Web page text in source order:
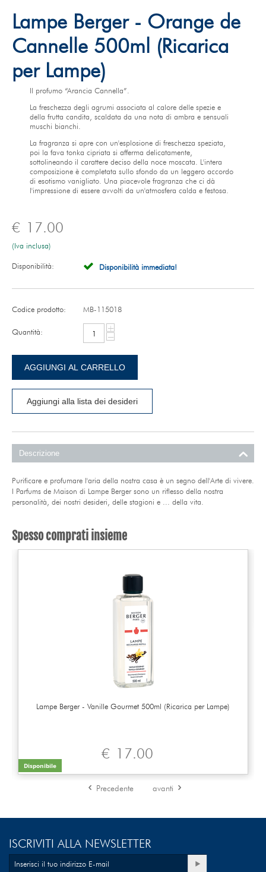
Lampe Berger - Orange de
Cannelle 500ml (Ricarica
per Lampe)
Il profumo “Arancia Cannella”.
La freschezza degli agrumi associata al calore delle spezie e
della frutta candita, scaldata da una nota di ambra e sensuali
muschi bianchi.
La fragranza si apre con un'esplosione di freschezza speziata,
poi la fava tonka cipriata si afferma delicatamente,
sottolineando il carattere deciso della noce moscata. L'intera
composizione è completata sullo sfondo da un leggero accordo
di esotismo vanigliato. Una piacevole fragranza che ci dà
l'impressione di essere avvolti da un'atmosfera calda e festosa.
€ 17.00
(Iva inclusa)
Disponibilità: Disponibilità immediata!
Codice prodotto: MB-115018
Quantità: +
−
AGGIUNGI AL CARRELLO
Aggiungi alla lista dei desideri
Descrizione
Purificare e profumare l'aria della nostra casa è un segno dell'Arte di vivere.
I Parfums de Maison di Lampe Berger sono un riflesso della nostra
personalità, dei nostri desideri, delle stagioni e ... della vita.
Spesso comprati insieme
Disponibile
Lampe Berger - Vanille Gourmet 500ml (Ricarica per Lampe)
€ 17.00
Precedente avanti
ISCRIVITI ALLA NEWSLETTER